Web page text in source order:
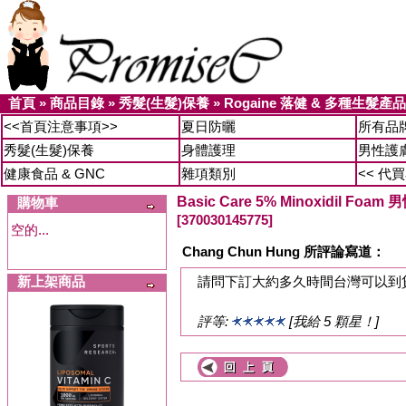
首頁 » 商品目錄» 秀髮(生髮)保養 » Rogaine 落健 & 多種生髮產品
<<首頁注意事項>>
夏日防曬
所有品
秀髮(生髮)保養
身體護理
男性護
健康食品 & GNC
雜項類別
<< 代
購物車
空的...
新上架商品
Basic Care 5% Minoxidil Foam 男
[370030145775]
Chang Chun Hung 所評論寫道：
請問下訂大約多久時間台灣可以
評等: [我給 5 顆星！]